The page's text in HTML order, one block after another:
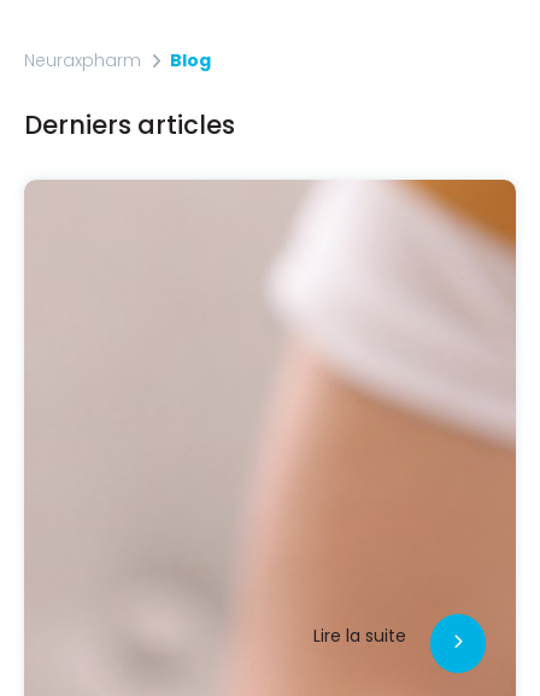
Neuraxpharm Blog
Derniers articles
Lire la suite